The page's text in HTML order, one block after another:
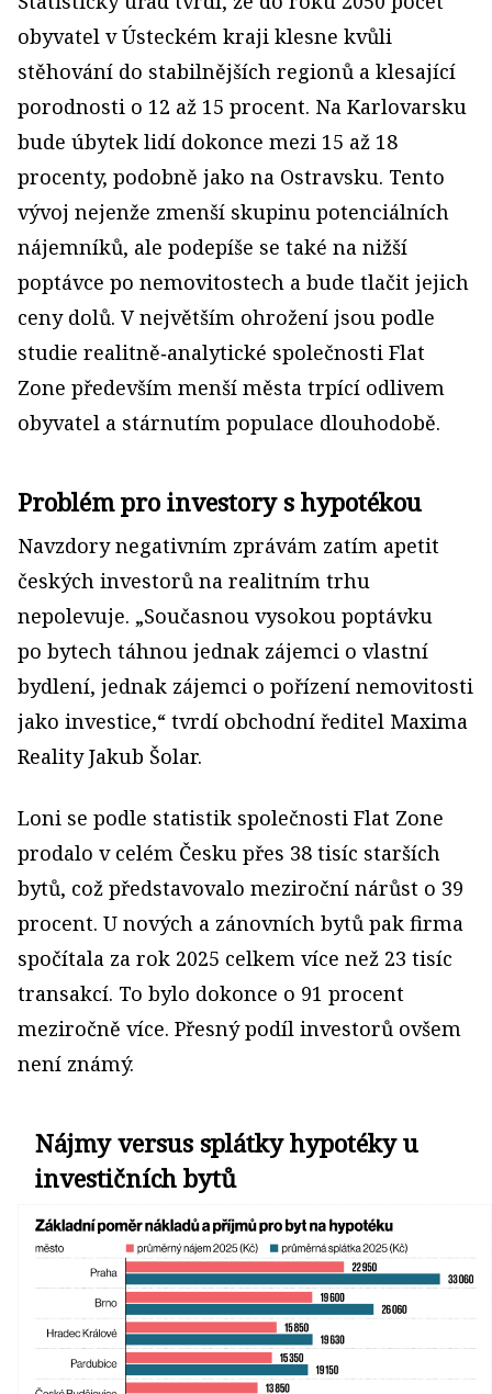
obyvatel v Ústeckém kraji klesne kvůli
stěhování do stabilnějších regionů a klesající
porodnosti o 12 až 15 procent. Na Karlovarsku
bude úbytek lidí dokonce mezi 15 až 18
procenty, podobně jako na Ostravsku. Tento
vývoj nejenže zmenší skupinu potenciálních
nájemníků, ale podepíše se také na nižší
poptávce po nemovitostech a bude tlačit jejich
ceny dolů. V největším ohrožení jsou podle
studie realitně‑analytické společnosti Flat
Zone především menší města trpící odlivem
obyvatel a stárnutím populace dlouhodobě.
Problém pro investory s hypotékou
Navzdory negativním zprávám zatím apetit
českých investorů na realitním trhu
nepolevuje. „Současnou vysokou poptávku
po bytech táhnou jednak zájemci o vlastní
bydlení, jednak zájemci o pořízení nemovitosti
jako investice,“ tvrdí obchodní ředitel Maxima
Reality Jakub Šolar.
Loni se podle statistik společnosti Flat Zone
prodalo v celém Česku přes 38 tisíc starších
bytů, což představovalo meziroční nárůst o 39
procent. U nových a zánovních bytů pak firma
spočítala za rok 2025 celkem více než 23 tisíc
transakcí. To bylo dokonce o 91 procent
meziročně více. Přesný podíl investorů ovšem
není známý.
Nájmy versus splátky hypotéky u
investičních bytů